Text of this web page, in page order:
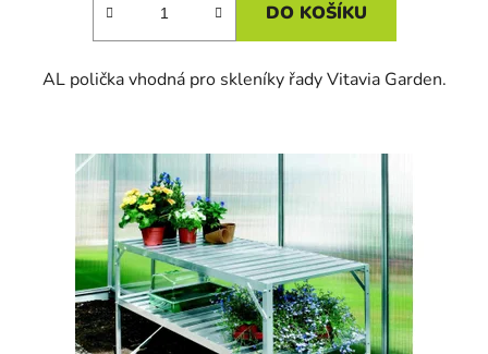
DO KOŠÍKU
AL polička vhodná pro skleníky řady Vitavia Garden.